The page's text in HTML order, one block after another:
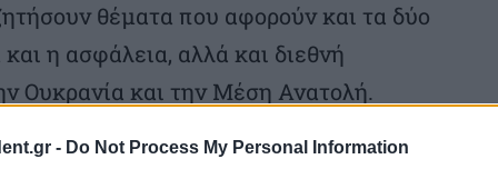
- Do Not Process My Personal Information
θέματα που αφορούν και τα δύο
η ασφάλεια, αλλά και διεθνή
Ουκρανία και την Μέση Ανατολή.
όπως αυτή της κατάρριψης των